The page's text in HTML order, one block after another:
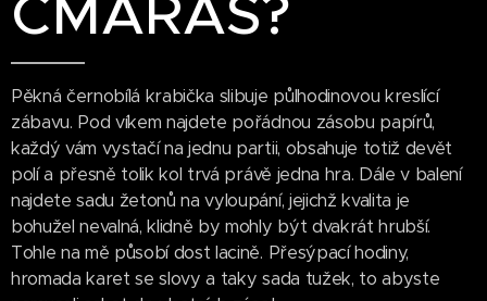
Pěkná černobílá krabička slibuje půlhodinovou kreslící
zábavu. Pod víkem najdete pořádnou zásobu papírů,
každý vám vystačí na jednu partii, obsahuje totiž devět
polí a přesně tolik kol trvá právě jedna hra. Dále v balení
najdete sadu žetonů na vyloupání, jejichž kvalita je
bohužel nevalná, klidně by mohly být dvakrát hrubší.
Tohle na mě působí dost lacině. Přesýpací hodiny,
hromada karet se slovy a taky sada tužek, to abyste